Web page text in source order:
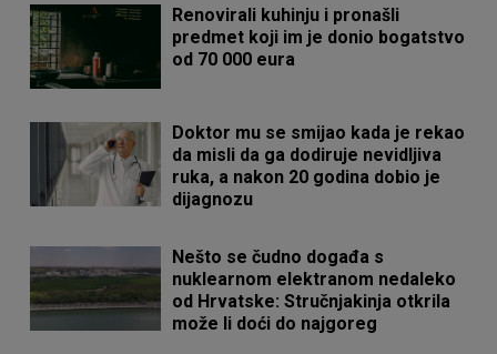
Renovirali kuhinju i pronašli
predmet koji im je donio bogatstvo
od 70 000 eura
Doktor mu se smijao kada je rekao
da misli da ga dodiruje nevidljiva
ruka, a nakon 20 godina dobio je
dijagnozu
Nešto se čudno događa s
nuklearnom elektranom nedaleko
od Hrvatske: Stručnjakinja otkrila
može li doći do najgoreg